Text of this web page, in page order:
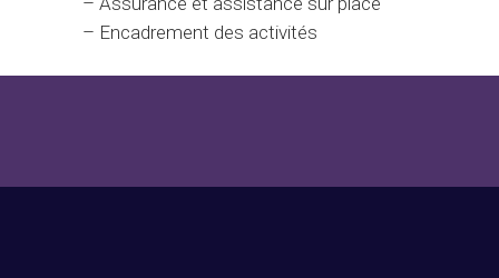
– Encadrement des activités